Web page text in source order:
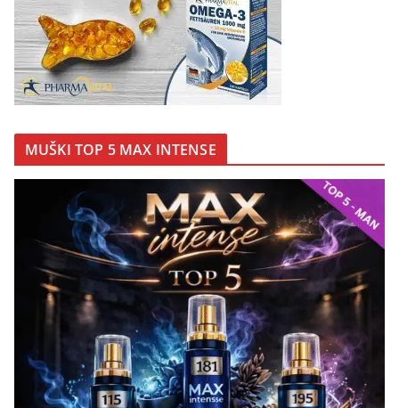
MUŠKI TOP 5 MAX INTENSE